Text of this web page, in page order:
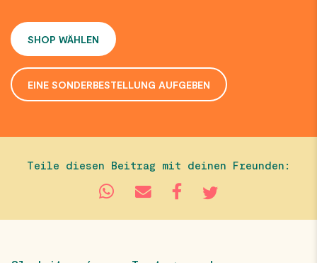
SHOP WÄHLEN
EINE SONDERBESTELLUNG AUFGEBEN
Teile diesen Beitrag mit deinen Freunden: